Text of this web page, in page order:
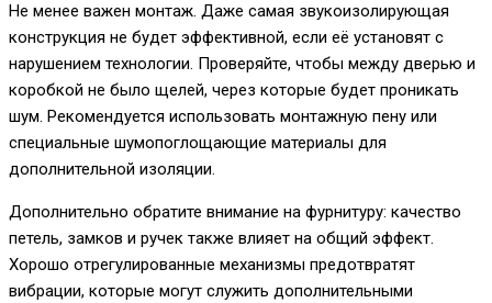
Не менее важен монтаж. Даже самая звукоизолирующая
конструкция не будет эффективной, если её установят с
нарушением технологии. Проверяйте, чтобы между дверью и
коробкой не было щелей, через которые будет проникать
шум. Рекомендуется использовать монтажную пену или
специальные шумопоглощающие материалы для
дополнительной изоляции.
Дополнительно обратите внимание на фурнитуру: качество
петель, замков и ручек также влияет на общий эффект.
Хорошо отрегулированные механизмы предотвратят
вибрации, которые могут служить дополнительными